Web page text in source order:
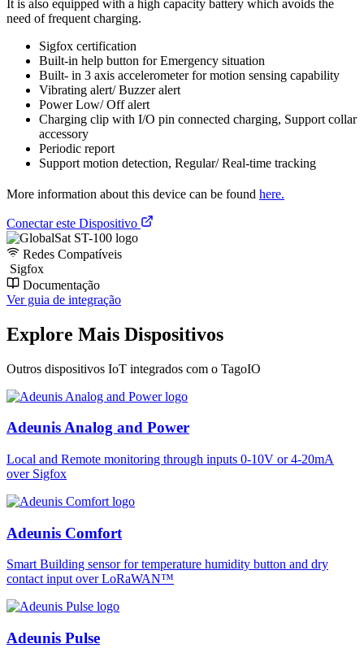
It is also equipped with a high capacity battery which avoids the
need of frequent charging.
Sigfox certification
Built-in help button for Emergency situation
Built- in 3 axis accelerometer for motion sensing capability
Vibrating alert/ Buzzer alert
Power Low/ Off alert
Charging clip with I/O pin connected charging, Support collar
accessory
Periodic report
Support motion detection, Regular/ Real-time tracking
More information about this device can be found here.
Conectar este Dispositivo
Redes Compatíveis
Sigfox
Documentação
Ver guia de integração
Explore Mais Dispositivos
Outros dispositivos IoT integrados com o TagoIO
Adeunis Analog and Power
Local and Remote monitoring through inputs 0-10V or 4-20mA
over Sigfox
Adeunis Comfort
Smart Building sensor for temperature humidity button and dry
contact input over LoRaWAN™
Adeunis Pulse